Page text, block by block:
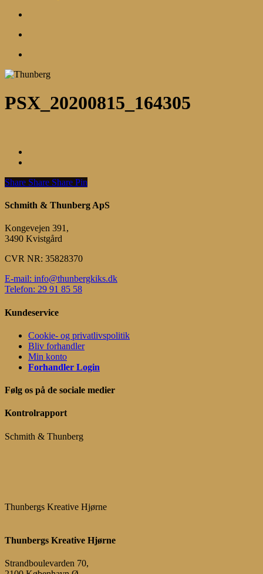
PSX_20200815_164305
Share
Share Share Share Pin
Schmith & Thunberg ApS
Kongevejen 391,
3490 Kvistgård
CVR NR: 35828370
E-mail: info@thunbergkiks.dk
Telefon: 29 91 85 58
Kundeservice
Cookie- og privatlivspolitik
Bliv forhandler
Min konto
Forhandler Login
Følg os på de sociale medier
Kontrolrapport
Schmith & Thunberg
Thunbergs Kreative Hjørne
Thunbergs Kreative Hjørne
Strandboulevarden 70,